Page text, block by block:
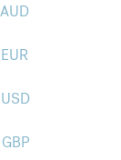
AUD
EUR
USD
GBP